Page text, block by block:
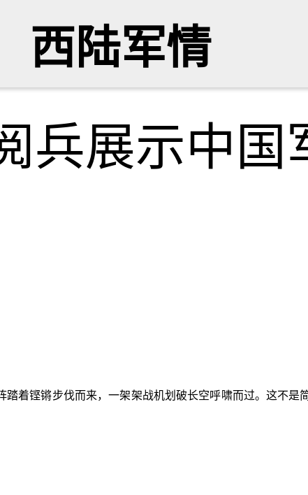
西陆军情
兵展示中国
着铿锵步伐而来，一架架战机划破长空呼啸而过。这不是